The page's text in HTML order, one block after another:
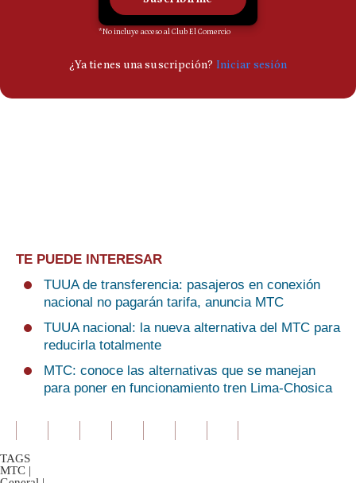
TE PUEDE INTERESAR
TUUA de transferencia: pasajeros en conexión
nacional no pagarán tarifa, anuncia MTC
TUUA nacional: la nueva alternativa del MTC para
reducirla totalmente
MTC: conoce las alternativas que se manejan
para poner en funcionamiento tren Lima-Chosica
TAGS
MTC |